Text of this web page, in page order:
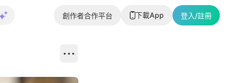
創作者合作平台 下載App 登入/註冊